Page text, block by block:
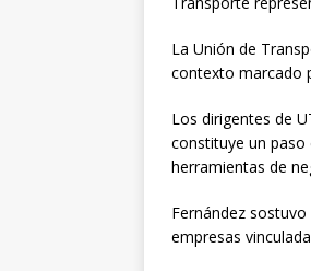
La Unión de
contexto marcado
Los dirigentes de
constituye un paso
herramientas de
Fernández
empresas